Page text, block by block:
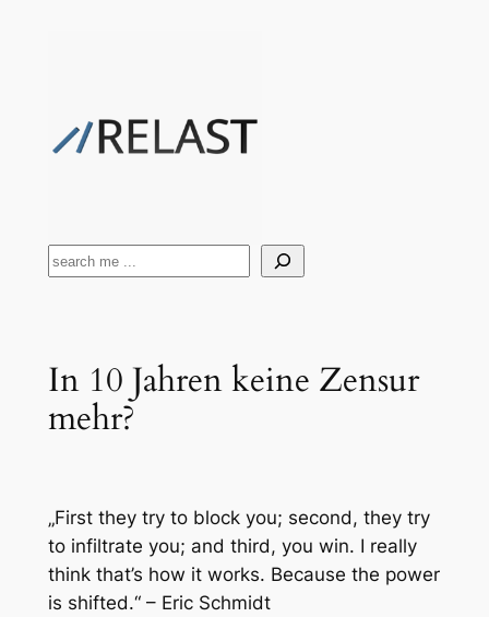
Suchen
In 10 Jahren keine Zensur
mehr?
„First they try to block you; second, they try
to infiltrate you; and third, you win. I really
think that’s how it works. Because the power
is shifted.“ – Eric Schmidt